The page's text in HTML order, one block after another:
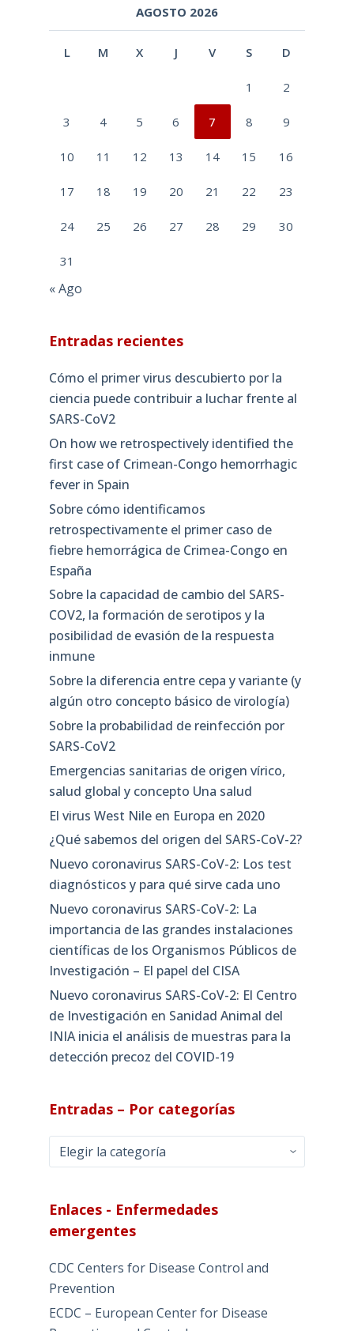
AGOSTO 2026
L M X J V S D
1 2
3 4 5 6 7 8 9
10 11 12 13 14 15 16
17 18 19 20 21 22 23
24 25 26 27 28 29 30
31
« Ago
Entradas recientes
Cómo el primer virus descubierto por la
ciencia puede contribuir a luchar frente al
SARS-CoV2
On how we retrospectively identified the
first case of Crimean-Congo hemorrhagic
fever in Spain
Sobre cómo identificamos
retrospectivamente el primer caso de
fiebre hemorrágica de Crimea-Congo en
España
Sobre la capacidad de cambio del SARS-
COV2, la formación de serotipos y la
posibilidad de evasión de la respuesta
inmune
Sobre la diferencia entre cepa y variante (y
algún otro concepto básico de virología)
Sobre la probabilidad de reinfección por
SARS-CoV2
Emergencias sanitarias de origen vírico,
salud global y concepto Una salud
El virus West Nile en Europa en 2020
¿Qué sabemos del origen del SARS-CoV-2?
Nuevo coronavirus SARS-CoV-2: Los test
diagnósticos y para qué sirve cada uno
Nuevo coronavirus SARS-CoV-2: La
importancia de las grandes instalaciones
científicas de los Organismos Públicos de
Investigación – El papel del CISA
Nuevo coronavirus SARS-CoV-2: El Centro
de Investigación en Sanidad Animal del
INIA inicia el análisis de muestras para la
detección precoz del COVID-19
Entradas – Por categorías
Entradas
–
categorías
Enlaces - Enfermedades
emergentes
CDC Centers for Disease Control and
Prevention
ECDC – European Center for Disease